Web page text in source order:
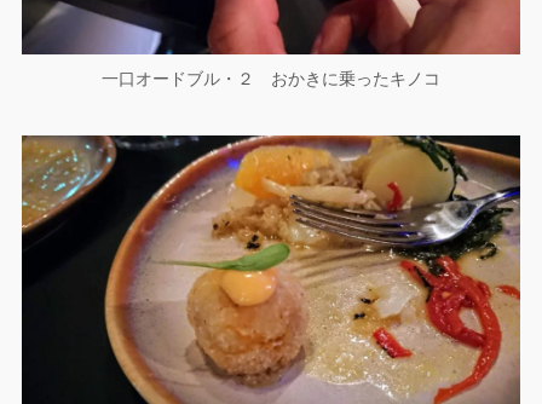
一口オードブル・２ おかきに乗ったキノコ